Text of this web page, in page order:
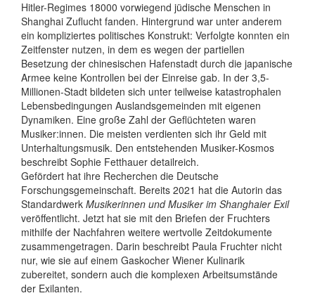
Hitler-Regimes 18000 vorwiegend jüdische Menschen in
Shanghai Zuflucht fanden. Hintergrund war unter anderem
ein kompliziertes politisches Konstrukt: Verfolgte konnten ein
Zeitfenster nutzen, in dem es wegen der partiellen
Besetzung der chinesischen Hafenstadt durch die japanische
Armee keine Kontrollen bei der Einreise gab. In der 3,5-
Millionen-Stadt bildeten sich unter teilweise katastrophalen
Lebensbedingungen Auslands­gemeinden mit eigenen
Dynamiken. Eine große Zahl der Geflüchteten waren
Musiker:innen. Die meisten verdienten sich ihr Geld mit
Unterhaltungsmusik. Den entstehenden Musiker-Kosmos
beschreibt Sophie Fetthauer detailreich.
Gefördert hat ihre Recherchen die Deutsche
Forschungsgemeinschaft. Bereits 2021 hat die Autorin das
Standardwerk Musikerinnen und Musiker im Shanghaier Exil
veröffentlicht. Jetzt hat sie mit den Briefen der Fruchters
mithilfe der Nachfahren weitere wertvolle Zeitdokumente
zusammengetragen. Darin beschreibt Paula Fruchter nicht
nur, wie sie auf einem Gaskocher Wiener Kulinarik
zubereitet, sondern auch die komplexen Arbeitsumstände
der Exilanten.